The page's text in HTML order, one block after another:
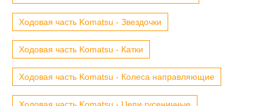
Ходовая часть Komatsu - Звездочки
Ходовая часть Komatsu - Катки
Ходовая часть Komatsu - Колеса направляющие
Ходовая часть Komatsu - Цепи гусеничные